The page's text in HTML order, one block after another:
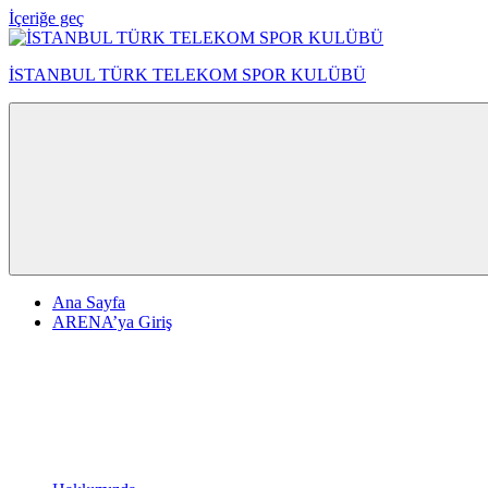
İçeriğe geç
İSTANBUL TÜRK TELEKOM SPOR KULÜBÜ
Ana Sayfa
ARENA’ya Giriş